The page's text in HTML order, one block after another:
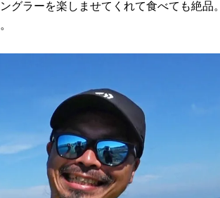
グラーを楽しませてくれて食べても絶品。